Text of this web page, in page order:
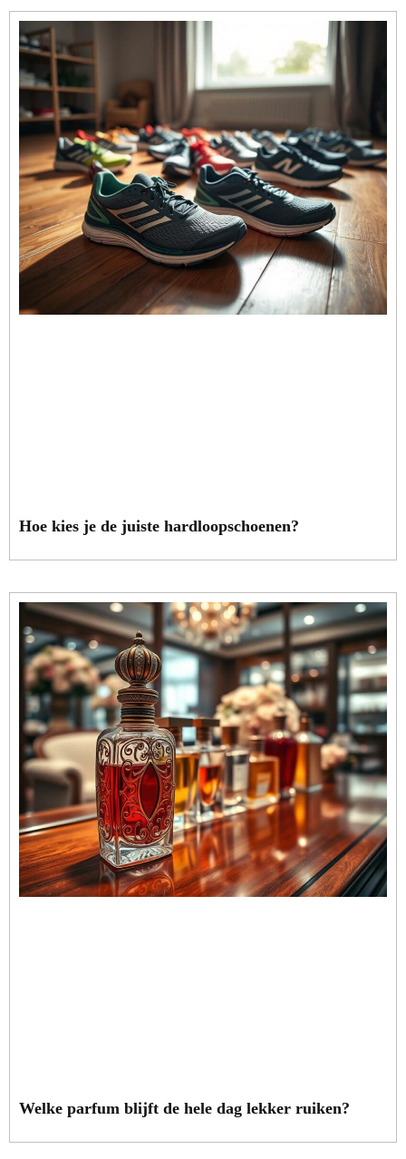
Hoe kies je de juiste hardloopschoenen?
Welke parfum blijft de hele dag lekker ruiken?